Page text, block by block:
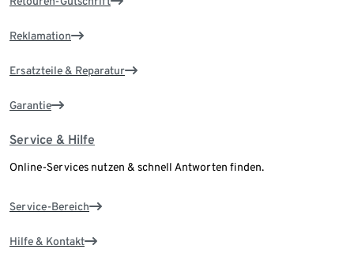
Reklamation
Ersatzteile & Reparatur
Garantie
Service & Hilfe
Online-Services nutzen & schnell Antworten finden.
Service-Bereich
Hilfe & Kontakt